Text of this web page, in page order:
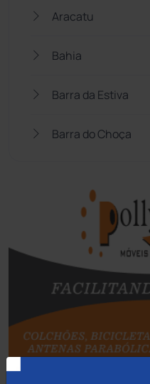
Aracatu
Bahia
Barra da Estiva
Barra do Choça
Bom Jesus da Lapa
Boquira
Botuporã
Brasil